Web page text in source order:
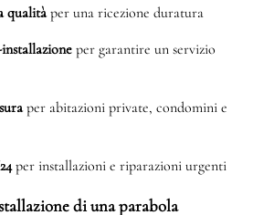
qualitàper una ricezione duratura
per garantire un servizio
per abitazioni private, condomini e
per installazioni e riparazioni urgenti
di una parabola